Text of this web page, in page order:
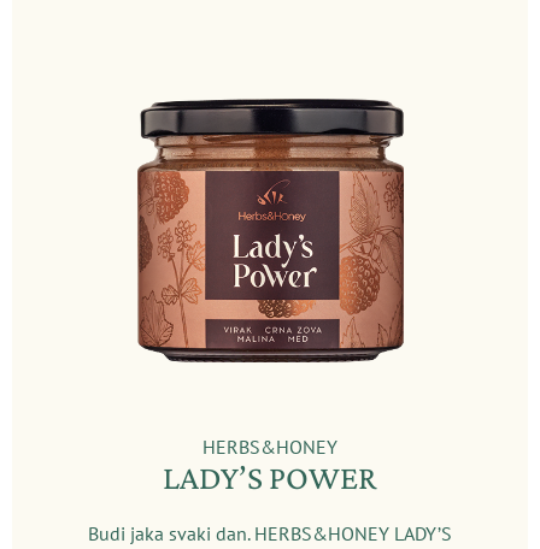
HERBS&HONEY
LADY’S POWER
Budi jaka svaki dan. HERBS&HONEY LADY’S